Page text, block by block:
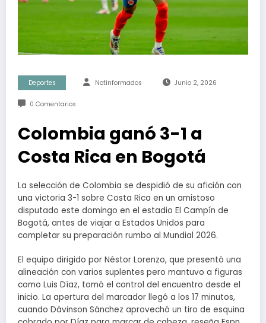
Deportes Notinformados Junio 2, 2026
0 Comentarios
Colombia ganó 3-1 a
Costa Rica en Bogotá
La selección de Colombia se despidió de su afición con
una victoria 3-1 sobre Costa Rica en un amistoso
disputado este domingo en el estadio El Campín de
Bogotá, antes de viajar a Estados Unidos para
completar su preparación rumbo al Mundial 2026.
El equipo dirigido por Néstor Lorenzo, que presentó una
alineación con varios suplentes pero mantuvo a figuras
como Luis Díaz, tomó el control del encuentro desde el
inicio. La apertura del marcador llegó a los 17 minutos,
cuando Dávinson Sánchez aprovechó un tiro de esquina